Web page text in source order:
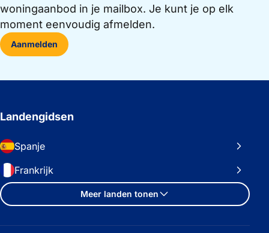
woningaanbod in je mailbox. Je kunt je op elk
moment eenvoudig afmelden.
Aanmelden
Landengidsen
Spanje
Frankrijk
Meer landen tonen